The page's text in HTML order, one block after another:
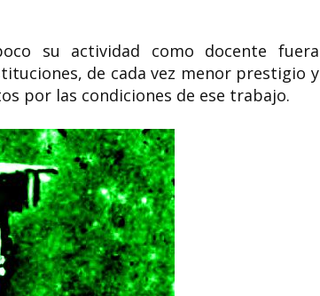
su actividad como docente fuera
de cada vez menor prestigio y
por las condiciones de ese trabajo.​